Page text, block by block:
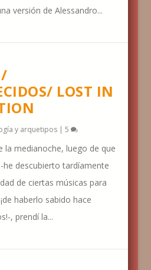
versión de Alessandro...
LOST IN
y arquetipos| 5
la medianoche, luego de que
he descubierto tardíamente
de ciertas músicas para
haberlo sabido hace
, prendí la...